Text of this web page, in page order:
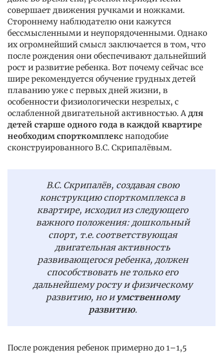
совершает движения ручками и ножками.
Стороннему наблюдателю они кажутся
бессмысленными и неупорядоченными. Однако
их огромнейший смысл заключается в том, что
после рождения они обеспечивают дальнейший
рост и развитие ребенка. Вот почему сейчас все
шире рекомендуется обучение грудных детей
плаванию уже с первых дней жизни, в
особенности физиологически незрелых, с
ослабленной двигательной активностью. А для
детей старше одного года в каждой квартире
необходим спорткомплекс наподобие
сконструированного В.С. Скрипалёвым.
В.С. Скрипалёв, создавая свою
конструкцию спорткомплекса в
квартире, исходил из следующего
важного положения: дошкольный
спорт, т.е. соответствующая
двигательная активность
развивающегося ребенка, должен
способствовать не только его
дальнейшему росту и физическому
развитию, но иумственному
развитию.
После рождения ребенок примерно до 1–1,5